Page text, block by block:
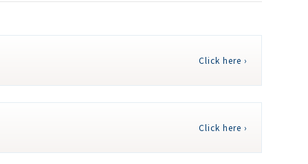
Click here ›
Click here ›